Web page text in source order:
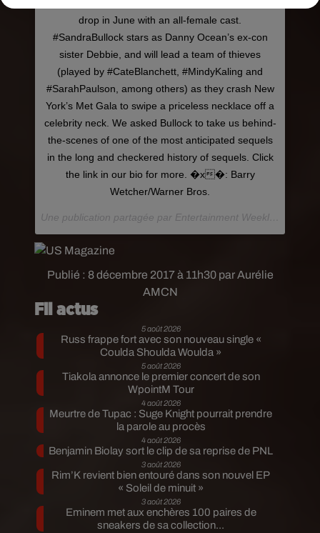
Publié : 8 décembre 2017 à 11h30 par Aurélie
AMCN
drop in June with an all-female cast.
#SandraBullock stars as Danny Ocean’s ex-con
sister Debbie, and will lead a team of thieves
(played by #CateBlanchett, #MindyKaling and
#SarahPaulson, among others) as they crash New
York’s Met Gala to swipe a priceless necklace off a
celebrity neck. We asked Bullock to take us behind-
the-scenes of one of the most anticipated sequels
in the long and checkered history of sequels. Click
the link in our bio for more. �x�: Barry
Wetcher/Warner Bros.
Fil actus
5 août 2026
Russ frappe fort avec son nouveau single «
Coulda Shoulda Woulda »
5 août 2026
Tiakola annonce le premier concert de son
WpointM Tour
4 août 2026
Meurtre de Tupac : Suge Knight pourrait prendre
la parole au procès
4 août 2026
Benjamin Biolay sort le clip de sa reprise de PNL
3 août 2026
Rim’K revient bien entouré dans son nouvel EP
« Soleil de minuit »
3 août 2026
Eminem met aux enchères 100 paires de
sneakers de sa collection...